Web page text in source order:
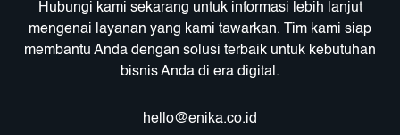
Hubungi kami sekarang untuk informasi lebih lanjut
mengenai layanan yang kami tawarkan. Tim kami siap
membantu Anda dengan solusi terbaik untuk kebutuhan
bisnis Anda di era digital.
hello@enika.co.id